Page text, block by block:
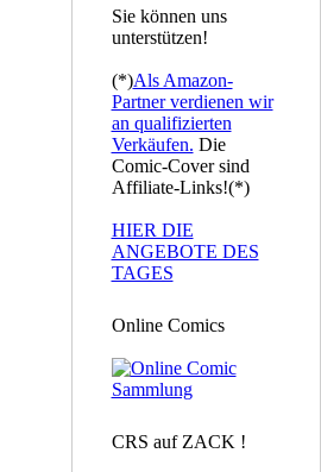
Sie können uns
unterstützen!
(*)Als Amazon-
Partner verdienen wir
an qualifizierten
Verkäufen. Die
Comic-Cover sind
Affiliate-Links!(*)
HIER DIE
ANGEBOTE DES
TAGES
Online Comics
CRS auf ZACK !